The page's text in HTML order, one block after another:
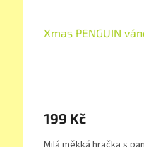
Xmas PENGUIN
199 Kč